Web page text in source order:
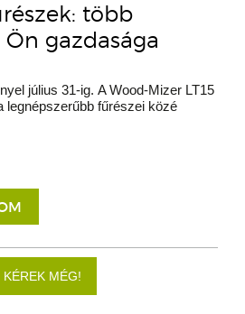
több
gazdasága
július 31-ig. A Wood-Mizer LT15
legnépszerűbb fűrészei közé
KÉREK MÉG!